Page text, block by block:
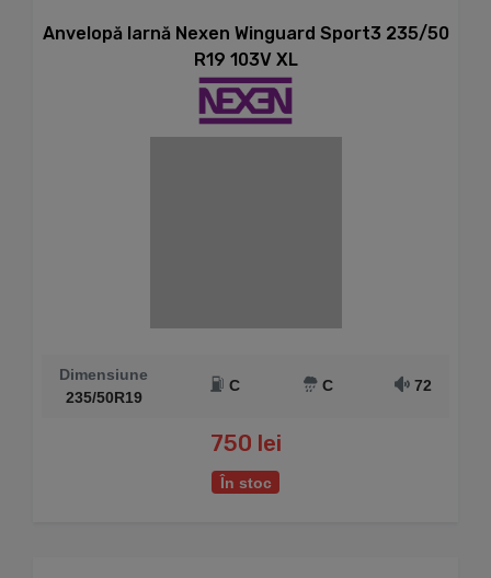
Anvelopă Iarnă Nexen Winguard Sport3 235/50
R19 103V XL
Dimensiune
235/50R19
C C 72
750 lei
În stoc